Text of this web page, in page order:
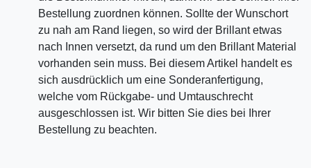
Bestellung zuordnen können. Sollte der Wunschort
zu nah am Rand liegen, so wird der Brillant etwas
nach Innen versetzt, da rund um den Brillant Material
vorhanden sein muss. Bei diesem Artikel handelt es
sich ausdrücklich um eine Sonderanfertigung,
welche vom Rückgabe- und Umtauschrecht
ausgeschlossen ist. Wir bitten Sie dies bei Ihrer
Bestellung zu beachten.